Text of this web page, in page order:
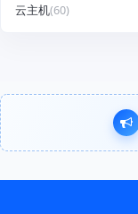
云主机(60)